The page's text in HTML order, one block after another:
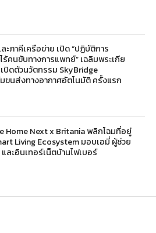
ะภาคีเครือข่าย เปิด “ปฏิบัติการ
ร้คนขับทางการแพทย์” เฉลิมพระเกีย
ปิดตัวนวัตกรรม SkyBridge
นส่งทางอากาศอัตโนมัติ ครั้งแรก
Home Next x Britania พลิกโฉมที่อยู่
Living Ecosystem มอบเอมี่ ผู้ช่วย
ละอินเทอร์เน็ตบ้านไฟเบอร์